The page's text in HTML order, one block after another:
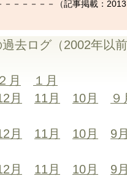
－－－－－－（記事掲載：
去ログ（2002年以
２月
１月
月 11月 10月
９
月 11月 10月
9
月 11月 10月
9